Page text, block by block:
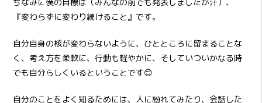
ちなみに僕の目標は（みんなの前でも発表しましたが汗）、
『変わらずに変わり続けること』です。
自分自身の核が変わらないように、ひとところに留まることな
く、考え方を柔軟に、行動も軽やかに、そしていついかなる時
でも自分らしくいるということです😊
自分のことをよく知るためには、人に紛れてみたり、会話した